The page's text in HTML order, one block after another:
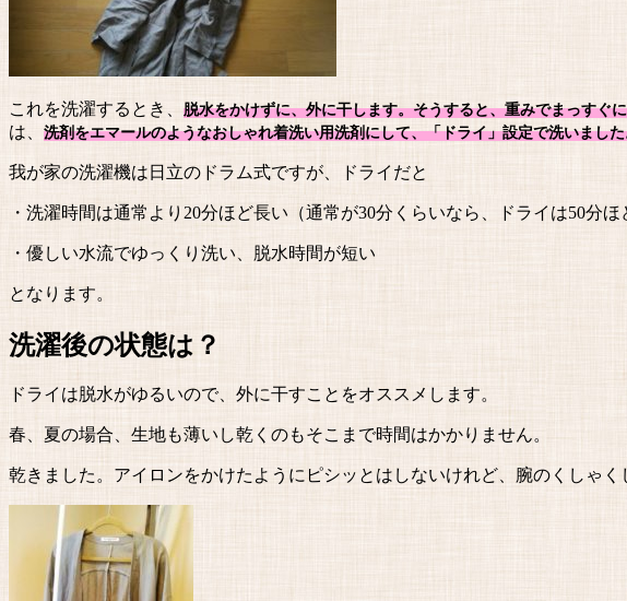
これを洗濯するとき、 脱水をかけずに、外に干します。そうすると、重みでまっすぐ
は、 洗剤をエマールのようなおしゃれ着洗い用洗剤にして、「ドライ」設定で洗いまし
我が家の洗濯機は日立のドラム式ですが、ドライだと
・洗濯時間は通常より20分ほど長い（通常が30分くらいなら、ドライは50分ほ
・優しい水流でゆっくり洗い、脱水時間が短い
となります。
洗濯後の状態は？
ドライは脱水がゆるいので、外に干すことをオススメします。
春、夏の場合、生地も薄いし乾くのもそこまで時間はかかりません。
乾きました。アイロンをかけたようにピシッとはしないけれど、腕のくしゃく